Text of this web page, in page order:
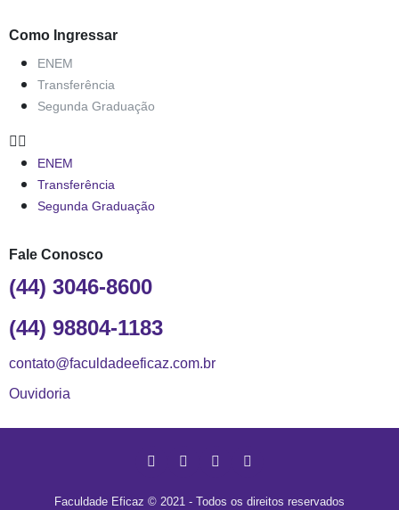
Como Ingressar
ENEM
Transferência
Segunda Graduação
ENEM
Transferência
Segunda Graduação
Fale Conosco
(44) 3046-8600
(44) 98804-1183
contato@faculdadeeficaz.com.br
Ouvidoria
Faculdade Eficaz © 2021 - Todos os direitos reservados